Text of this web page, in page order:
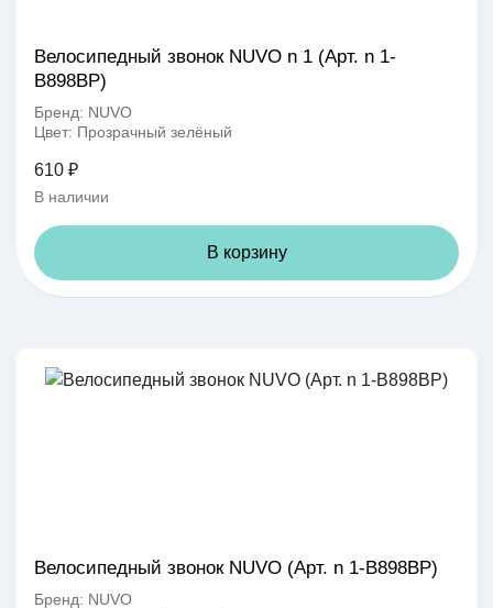
Велосипедный звонок NUVO n 1 (Арт. n 1-
B898BP)
Бренд: NUVO
Цвет: Прозрачный зелёный
610 ₽
В наличии
В корзину
Велосипедный звонок NUVO (Арт. n 1-B898BP)
Бренд: NUVO